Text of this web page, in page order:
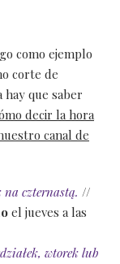
como ejemplo
corte de
hay que saber
decir la hora
canal de
na czternastą. //
el jueves a las
wtorek lub